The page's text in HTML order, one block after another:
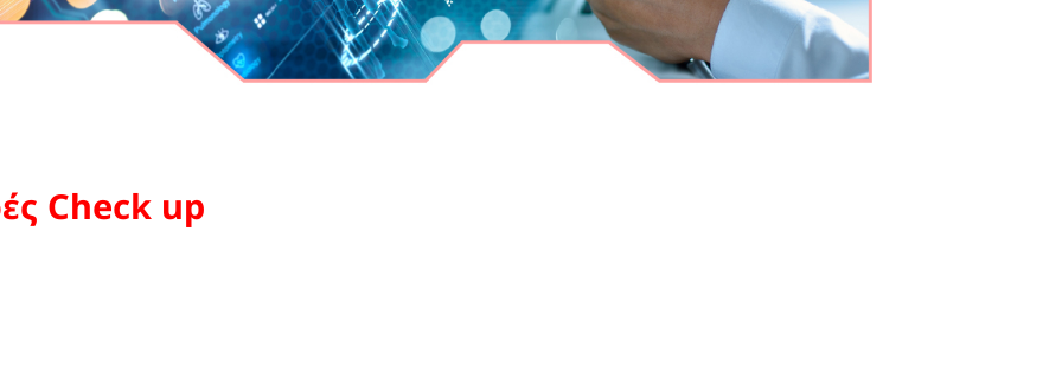
Check up